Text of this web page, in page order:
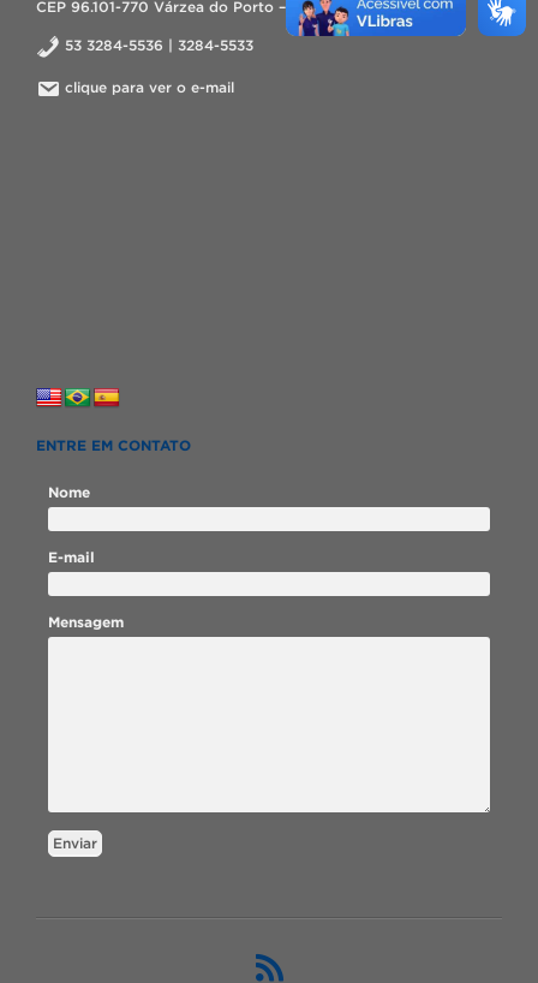
CEP 96.101-770 Várzea do Porto – Pelotas – RS
53 3284-5536 | 3284-5533
clique para ver o e-mail
ENTRE EM CONTATO
Nome
E-mail
Mensagem
Enviar